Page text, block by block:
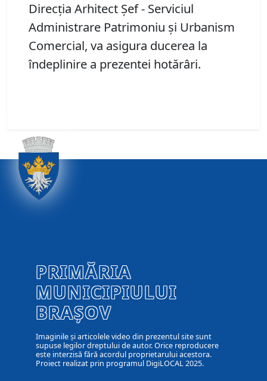
Direcţia Arhitect Şef - Serviciul
Administrare Patrimoniu şi Urbanism
Comercial, va asigura ducerea la
îndeplinire a prezentei hotărâri.
PRIMĂRIA
MUNICIPIULUI
BRAȘOV
Imaginile și articolele video din prezentul site sunt
supuse legilor dreptului de autor. Orice reproducere
este interzisă fără acordul proprietarului acestora.
Proiect realizat prin programul DigiLOCAL 2025.